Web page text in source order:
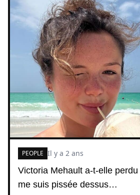
Victoria Mehault a-t-elle
me suis pissée dessus…
PEOPLE Il y a 2 ans